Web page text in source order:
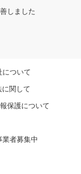
しました
について
に関して
保護について
者募集中